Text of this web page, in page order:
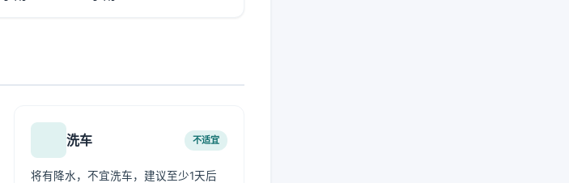
洗车 不适宜
将有降水，不宜洗车，建议至少1天后